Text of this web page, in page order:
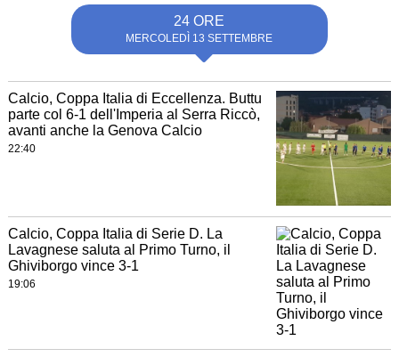
24 ORE
MERCOLEDÌ 13 SETTEMBRE
Calcio, Coppa Italia di Eccellenza. Buttu
parte col 6-1 dell'Imperia al Serra Riccò,
avanti anche la Genova Calcio
22:40
Calcio, Coppa Italia di Serie D. La
Lavagnese saluta al Primo Turno, il
Ghiviborgo vince 3-1
19:06